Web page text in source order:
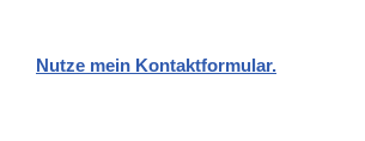
Nutze mein Kontaktformular.